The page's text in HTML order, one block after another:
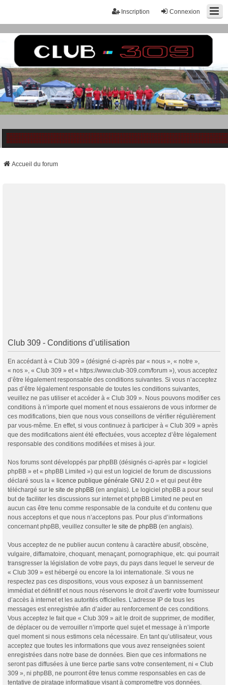
Connexion
Inscription
Accueil du forum
Club 309 - Conditions d’utilisation
En accédant à « Club 309 » (désigné ci-après par « nous », « notre »,
« nos », « Club 309 » et « https://www.club-309.com/forum »), vous acceptez
d’être légalement responsable des conditions suivantes. Si vous n’acceptez
pas d’être légalement responsable de toutes les conditions suivantes,
veuillez ne pas utiliser et accéder à « Club 309 ». Nous pouvons modifier ces
conditions à n’importe quel moment et nous essaierons de vous informer de
ces modifications, bien que nous vous conseillons de vérifier régulièrement
par vous-même. En effet, si vous continuez à participer à « Club 309 » après
que des modifications aient été effectuées, vous acceptez d’être légalement
responsable des conditions modifiées et mises à jour.
Nos forums sont développés par phpBB (désignés ci-après par « logiciel
phpBB » et « phpBB Limited ») qui est un logiciel de forum de discussions
déclaré sous la « licence publique générale GNU 2.0 » et qui peut être
téléchargé sur le site de phpBB (en anglais). Le logiciel phpBB a pour seul
but de faciliter les discussions sur internet et phpBB Limited ne peut en
aucun cas être tenu comme responsable de la conduite et du contenu que
nous acceptons et que nous n’acceptons pas. Pour plus d’informations
concernant phpBB, veuillez consulter le site de phpBB (en anglais).
Vous acceptez de ne publier aucun contenu à caractère abusif, obscène,
vulgaire, diffamatoire, choquant, menaçant, pornographique, etc. qui pourrait
transgresser la législation de votre pays, du pays dans lequel le serveur de
« Club 309 » est hébergé ou encore la loi internationale. Si vous ne
respectez pas ces dispositions, vous vous exposez à un bannissement
immédiat et définitif et nous nous réservons le droit d’avertir votre fournisseur
d’accès à internet et les autorités officielles. L’adresse IP de tous les
messages est enregistrée afin d’aider au renforcement de ces conditions.
Vous acceptez le fait que « Club 309 » ait le droit de supprimer, de modifier,
de déplacer ou de verrouiller n’importe quel sujet et message à n’importe
quel moment si nous estimons cela nécessaire. En tant qu’utilisateur, vous
acceptez que toutes les informations que vous avez renseignées soient
enregistrées dans notre base de données. Bien que ces informations ne
seront pas diffusées à une tierce partie sans votre consentement, ni « Club
309 », ni phpBB, ne pourront être tenus comme responsables en cas de
tentative de piratage informatique visant à compromettre vos données.